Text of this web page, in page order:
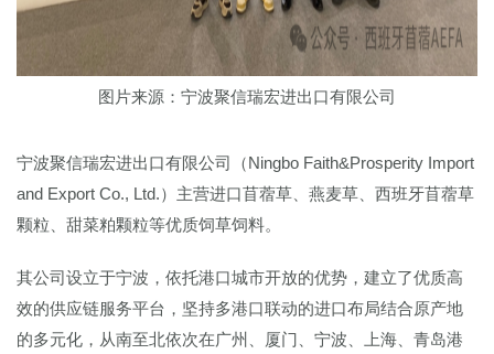
图片来源：宁波聚信瑞宏进出口有限公司
宁波聚信瑞宏进出口有限公司（Ningbo Faith&Prosperity Import
and Export Co., Ltd.）主营进口苜蓿草、燕麦草、西班牙苜蓿草
颗粒、甜菜粕颗粒等优质饲草饲料。
其公司设立于宁波，依托港口城市开放的优势，建立了优质高
效的供应链服务平台，坚持多港口联动的进口布局结合原产地
的多元化，从南至北依次在广州、厦门、宁波、上海、青岛港